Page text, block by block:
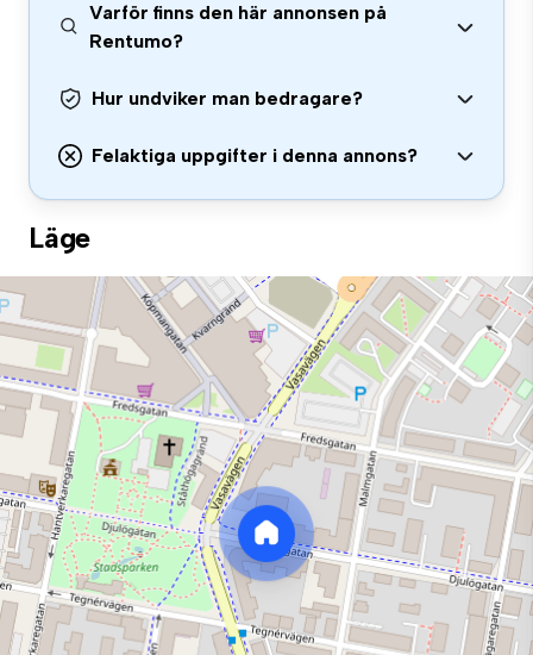
Varför finns den här annonsen på
Rentumo?
Hur undviker man bedragare?
Felaktiga uppgifter i denna annons?
Läge